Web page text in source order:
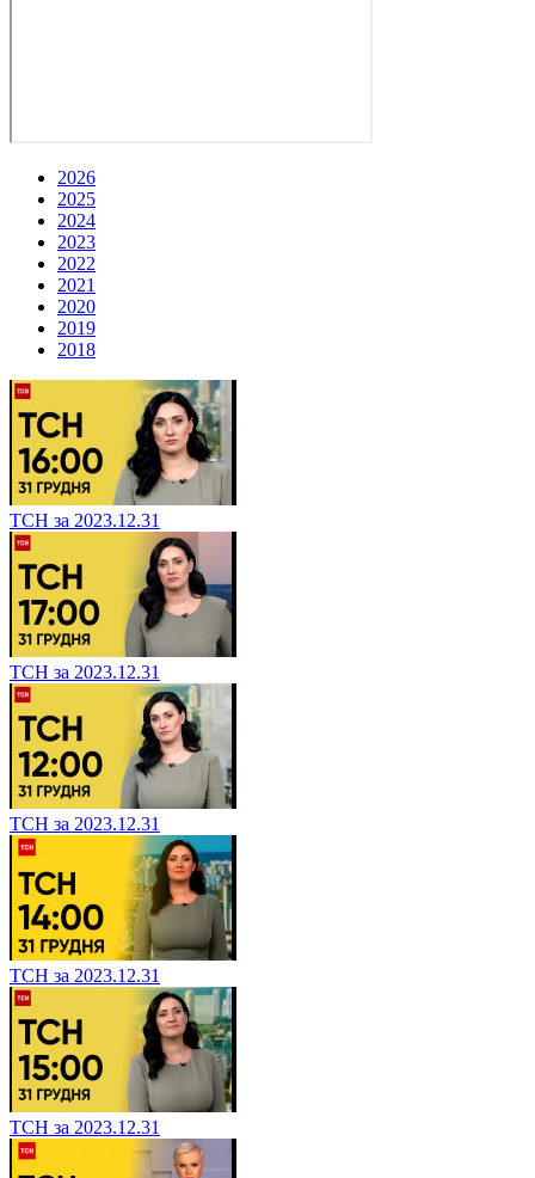
2026
2025
2024
2023
2022
2021
2020
2019
2018
ТСН за 2023.12.31
ТСН за 2023.12.31
ТСН за 2023.12.31
ТСН за 2023.12.31
ТСН за 2023.12.31